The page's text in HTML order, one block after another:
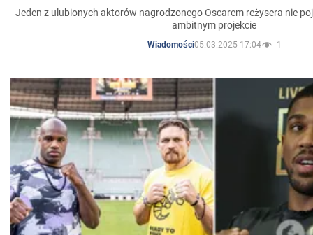
Jeden z ulubionych aktorów nagrodzonego Oscarem reżysera nie
ambitnym projekcie
Wiadomości05.03.2025 17:04 1